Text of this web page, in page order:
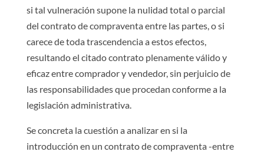
si tal vulneración supone la nulidad total o parcial
del contrato de compraventa entre las partes, o si
carece de toda trascendencia a estos efectos,
resultando el citado contrato plenamente válido y
eficaz entre comprador y vendedor, sin perjuicio de
las responsabilidades que procedan conforme a la
legislación administrativa.
Se concreta la cuestión a analizar en si la
introducción en un contrato de compraventa -entre